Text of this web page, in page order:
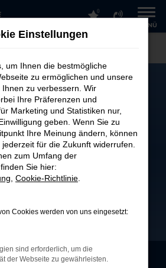
MENÜ
0
Einstellungen
um Ihnen die bestmögliche
zu ermöglichen und unsere
zu verbessern. Wir
Ihre Präferenzen und
Marketing und Statistiken nur,
geben. Wenn Sie zu
Ihre Meinung ändern, können
für die Zukunft widerrufen.
zum Umfang der
Sie hier:
Cookie-Richtlinie
Cookies werden von uns eingesetzt:
sind erforderlich, um die
der Webseite zu gewährleisten.